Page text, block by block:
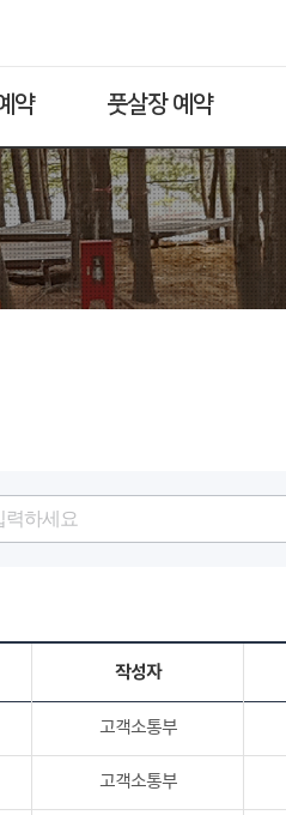
약 풋살장 예약
작성자
고객소통부
고객소통부